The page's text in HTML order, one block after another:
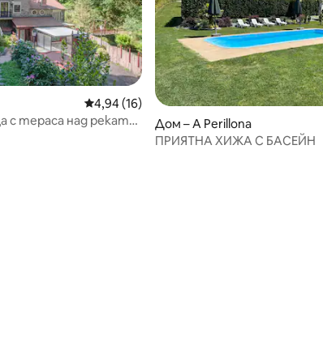
Средна оценка: 4,94 от 5, 16 отзива
4,94 (16)
с тераса над реката
Дом – A Perillona
ПРИЯТНА ХИЖА С БАСЕЙН